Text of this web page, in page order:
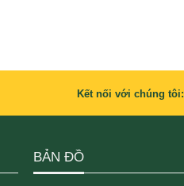
Kết nối với chúng tôi:
BẢN ĐỒ